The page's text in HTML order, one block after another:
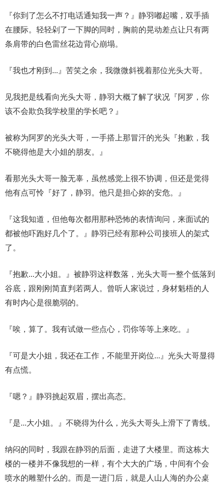
『你到了怎么不打电话通知我一声？』静羽嘟起嘴，双手插
在腰际。轻轻剁了一下脚的同时，胸前的晃动差点让只有两
条肩带的白色雷丝花边背心崩塌。
『我也才刚到...』苦笑之余，我微微斜视着那位光头大哥。
见我把是线看向光头大哥，静羽大概了解了状况『阿罗，你
该不会欺负我学校里的学长吧？』
被称为阿罗的光头大哥，一手搭上那冒汗的光头『抱歉，我
不晓得他是大小姐的朋友。』
看那光头大哥一脸无辜，虽然感觉上很不协调，但还是觉得
他有点可怜『好了，静羽。他只是担心妳的安危。』
『这我知道，但他每次都用那种恐怖的表情询问，来面试的
都被他吓跑好几个了。』静羽已经有那种公司接班人的架式
了。
『抱歉...大小姐。』被静羽这样数落，光头大哥一整个低落到
谷底，跟刚刚简直判若两人。曾听人家说过，身材魁梧的人
有时内心是很脆弱的。
『唉，算了。我有试做一些点心，罚你等等上来吃。』
『可是大小姐，我还在工作，不能里开岗位...』光头大哥显得
有点慌。
『嗯？』静羽挑起双眉，摆出高态。
『是...大小姐。』不晓得为什么，光头大哥头上滑下了青线。
纳闷的同时，我跟在静羽的后面，走进了大楼里。而这栋大
楼的一楼并不像我想的一样，有个大大的广场，中间有个会
喷水的雕塑什么的。而是一进门后，就是人山人海的办公桌